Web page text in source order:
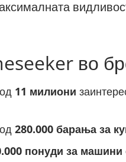
во
11 милиони
280.000 барања за
понуди за машини